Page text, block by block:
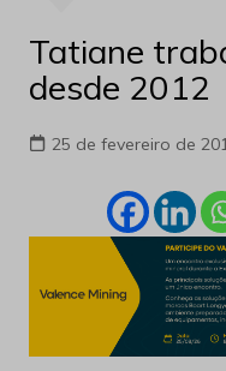
Tatiane
desde 2012
25 de fevereiro de